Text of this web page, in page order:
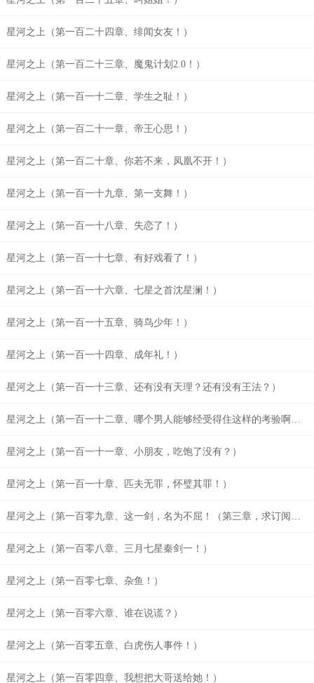
星河之上（第一百二十四章、绯闻女友！）
星河之上（第一百二十三章、魔鬼计划2.0！）
星河之上（第一百一十二章、学生之耻！）
星河之上（第一百二十一章、帝王心思！）
星河之上（第一百二十章、你若不来，凤凰不开！）
星河之上（第一百一十九章、第一支舞！）
星河之上（第一百一十八章、失恋了！）
星河之上（第一百一十七章、有好戏看了！）
星河之上（第一百一十六章、七星之首沈星澜！）
星河之上（第一百一十五章、骑鸟少年！）
星河之上（第一百一十四章、成年礼！）
星河之上（第一百一十三章、还有没有天理？还有没有王法？）
星河之上（第一百一十一章、小朋友，吃饱了没有？）
星河之上（第一百一十章、匹夫无罪，怀璧其罪！）
星河之上（第一百零八章、三月七星秦剑一！）
星河之上（第一百零七章、杂鱼！）
星河之上（第一百零六章、谁在说谎？）
星河之上（第一百零五章、白虎伤人事件！）
星河之上（第一百零四章、我想把大哥送给她！）